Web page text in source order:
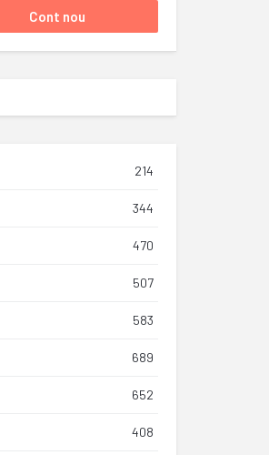
214
344
470
507
583
689
652
408